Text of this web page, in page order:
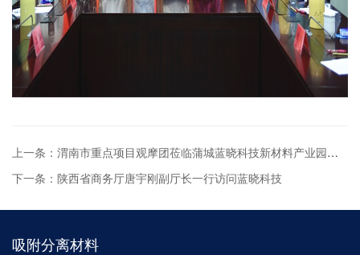
上一条：渭南市重点项目观摩团莅临蒲城蓝晓科技新材料产业园调研
下一条：陕西省商务厅唐宇刚副厅长一行访问蓝晓科技
吸附分离材料